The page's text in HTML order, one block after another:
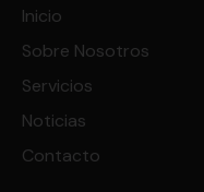
Inicio
Sobre Nosotros
Servicios
Noticias
Contacto